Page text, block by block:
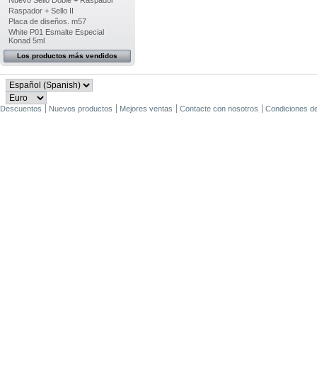
Raspador + Sello II
Placa de diseños. m57
White P01 Esmalte Especial
Konad 5ml
Los productos más vendidos
Descuentos Nuevos productos Mejores ventas Contacte con nosotros Condiciones